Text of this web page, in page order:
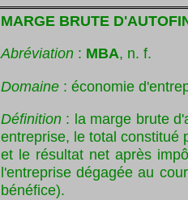
MARGE BRUTE
Abréviation : MBA, n. f.
Domaine : économie
Définition : la marge brute
entreprise, le total constitué
et le résultat net après
l'entreprise dégagée au
bénéfice).